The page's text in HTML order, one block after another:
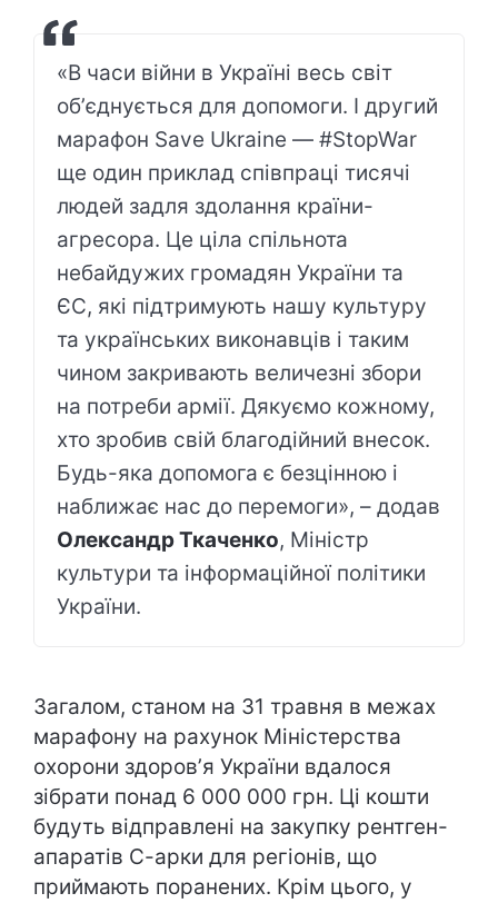
«В часи війни в Україні весь світ
обʼєднується для допомоги. І другий
марафон Save Ukraine — #StopWar
ще один приклад співпраці тисячі
людей задля здолання країни-
агресора. Це ціла спільнота
небайдужих громадян України та
ЄС, які підтримують нашу культуру
та українських виконавців і таким
чином закривають величезні збори
на потреби армії. Дякуємо кожному,
хто зробив свій благодійний внесок.
Будь-яка допомога є безцінною і
наближає нас до перемоги», – додав
Олександр Ткаченко, Міністр
культури та інформаційної політики
України.
Загалом, станом на 31 травня в межах
марафону на рахунок Міністерства
охорони здоровʼя України вдалося
зібрати понад 6 000 000 грн. Ці кошти
будуть відправлені на закупку рентген-
апаратів С-арки для регіонів, що
приймають поранених. Крім цього, у